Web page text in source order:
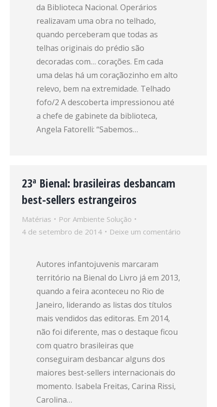
da Biblioteca Nacional. Operários
realizavam uma obra no telhado,
quando perceberam que todas as
telhas originais do prédio são
decoradas com… corações. Em cada
uma delas há um coraçãozinho em alto
relevo, bem na extremidade. Telhado
fofo/2 A descoberta impressionou até
a chefe de gabinete da biblioteca,
Angela Fatorelli: “Sabemos…
23ª Bienal: brasileiras desbancam
best-sellers estrangeiros
Matérias Por Ambiente Solução
4 de setembro de 2014
Deixe um comentário
Autores infantojuvenis marcaram
território na Bienal do Livro já em 2013,
quando a feira aconteceu no Rio de
Janeiro, liderando as listas dos títulos
mais vendidos das editoras. Em 2014,
não foi diferente, mas o destaque ficou
com quatro brasileiras que
conseguiram desbancar alguns dos
maiores best-sellers internacionais do
momento. Isabela Freitas, Carina Rissi,
Carolina…